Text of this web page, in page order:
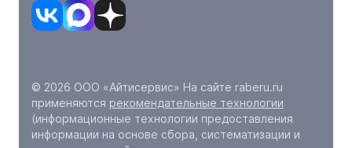
© 2026 ООО «Айтисервис» На сайте raberu.ru
применяются рекомендательные технологии
(информационные технологии предоставления
информации на основе сбора, систематизации и